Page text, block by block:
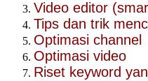
Video editor
Tips dan trik
Optimasi channel
Optimasi video
Riset keyword